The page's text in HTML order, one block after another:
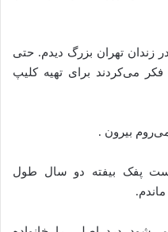
زندان تهران بزرگ دیدم. حتی
فکر می‌کردند برای تهیه کلیپ
بیرون .
پفک بیفته دو سال طول